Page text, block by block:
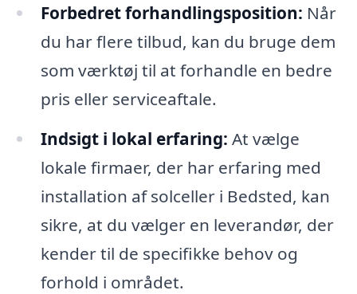
Forbedret forhandlingsposition: Når
du har flere tilbud, kan du bruge dem
som værktøj til at forhandle en bedre
pris eller serviceaftale.
Indsigt i lokal erfaring: At vælge
lokale firmaer, der har erfaring med
installation af solceller i Bedsted, kan
sikre, at du vælger en leverandør, der
kender til de specifikke behov og
forhold i området.